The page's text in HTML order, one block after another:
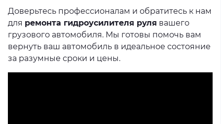
Доверьтесь профессионалам и обратитесь к нам
для ремонта гидроусилителя руля вашего
грузового автомобиля. Мы готовы помочь вам
вернуть ваш автомобиль в идеальное состояние
за разумные сроки и цены.